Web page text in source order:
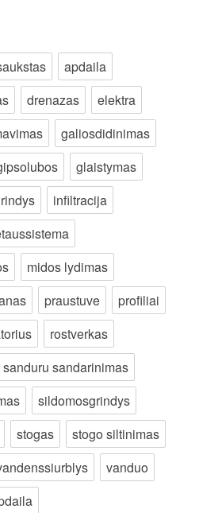
apdaila
drenazas
elektra
galiosdidinimas
glaistymas
infiltracija
midos lydimas
praustuve
profiliai
rostverkas
sanduru sandarinimas
sildomosgrindys
stogas
stogo siltinimas
vanduo